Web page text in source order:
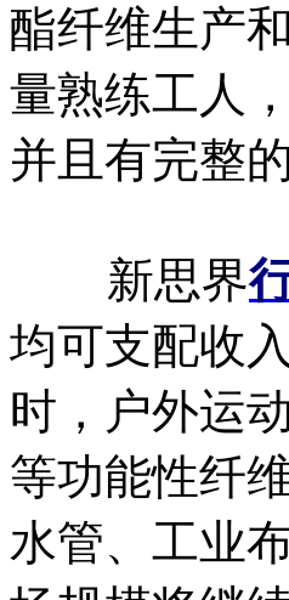
酯纤维生产
量熟练工人
并且有完整
新思界
均可支配收
时，户外运
等功能性纤
水管、工业